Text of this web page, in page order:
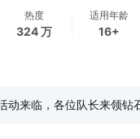
热度
324 万
适用年龄
16+
动来临，各位队长来领钻